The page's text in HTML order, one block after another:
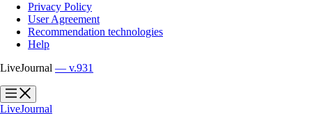
Privacy Policy
User Agreement
Recommendation technologies
Help
LiveJournal — v.931
?
?
LiveJournal